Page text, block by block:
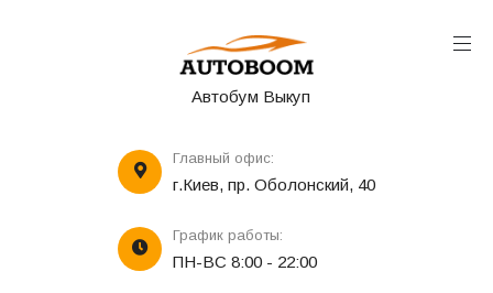
Автобум Выкуп
Главный офис:
г.Киев, пр. Оболонский, 40
График работы:
ПН-ВС 8:00 - 22:00